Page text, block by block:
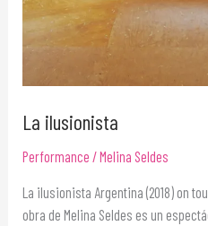
La ilusionista
Performance /Melina Seldes
La ilusionista Argentina (2018) on
obra de Melina Seldes es un